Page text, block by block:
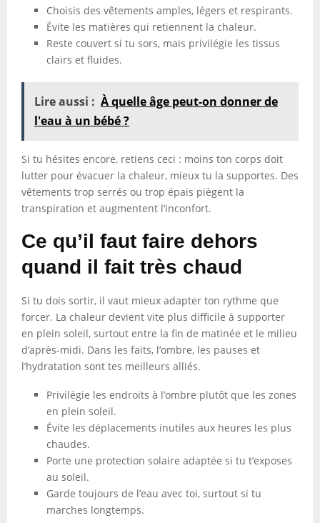
Choisis des vêtements amples, légers et respirants.
Évite les matières qui retiennent la chaleur.
Reste couvert si tu sors, mais privilégie les tissus
clairs et fluides.
Lire aussi : À quelle âge peut-on donner de
l'eau à un bébé ?
Si tu hésites encore, retiens ceci : moins ton corps doit
lutter pour évacuer la chaleur, mieux tu la supportes. Des
vêtements trop serrés ou trop épais piègent la
transpiration et augmentent l’inconfort.
Ce qu’il faut faire dehors
quand il fait très chaud
Si tu dois sortir, il vaut mieux adapter ton rythme que
forcer. La chaleur devient vite plus difficile à supporter
en plein soleil, surtout entre la fin de matinée et le milieu
d’après-midi. Dans les faits, l’ombre, les pauses et
l’hydratation sont tes meilleurs alliés.
Privilégie les endroits à l’ombre plutôt que les zones
en plein soleil.
Évite les déplacements inutiles aux heures les plus
chaudes.
Porte une protection solaire adaptée si tu t’exposes
au soleil.
Garde toujours de l’eau avec toi, surtout si tu
marches longtemps.